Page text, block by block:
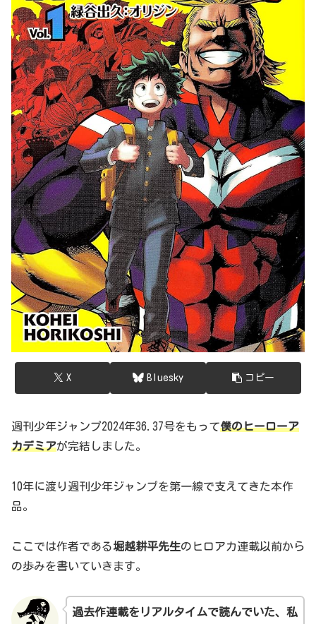
X Bluesky コピー
週刊少年ジャンプ2024年36.37号をもって僕のヒーローア
カデミアが完結しました。
10年に渡り週刊少年ジャンプを第一線で支えてきた本作
品。
ここでは作者である堀越耕平先生のヒロアカ連載以前から
の歩みを書いていきます。
過去作連載をリアルタイムで読んでいた、私